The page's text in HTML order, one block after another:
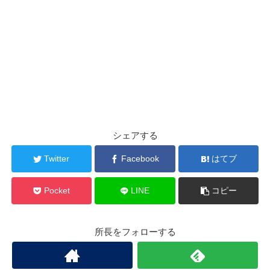
シェアする
Twitter Facebook はてブ
Pocket LINE コピー
所長をフォローする